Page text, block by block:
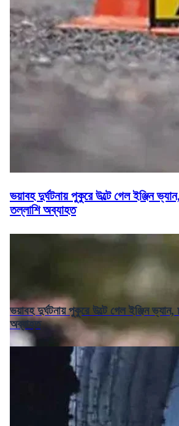
ভয়াবহ দুর্ঘটনায় পুকুরে উল্টে গেল ইঞ্জিন
তল্লাশি অব্যাহত
ভয়াবহ দুর্ঘটনায় পুকুরে উল্টে গেল ইঞ্জিন
অব্যাহত